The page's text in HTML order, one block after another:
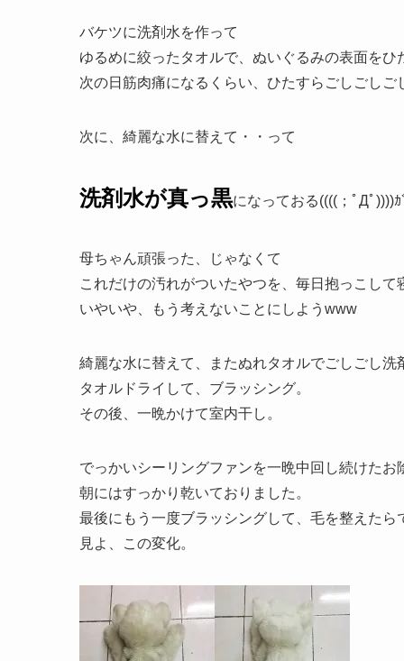
バケツに洗剤水を作って
ゆるめに絞ったタオルで、ぬいぐるみの表面をひ
次の日筋肉痛になるくらい、ひたすらごしごしご
次に、綺麗な水に替えて・・って
洗剤水が真っ黒になっておる((((；ﾟДﾟ))))ｶ
母ちゃん頑張った、じゃなくて
これだけの汚れがついたやつを、毎日抱っこして
いやいや、もう考えないことにしようwww
綺麗な水に替えて、またぬれタオルでごしごし洗
タオルドライして、ブラッシング。
その後、一晩かけて室内干し。
でっかいシーリングファンを一晩中回し続けたお
朝にはすっかり乾いておりました。
最後にもう一度ブラッシングして、毛を整えたら
見よ、この変化。